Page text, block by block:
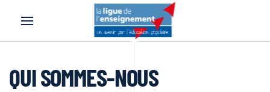
Accéder au contenu principal
QUI SOMMES-NOUS